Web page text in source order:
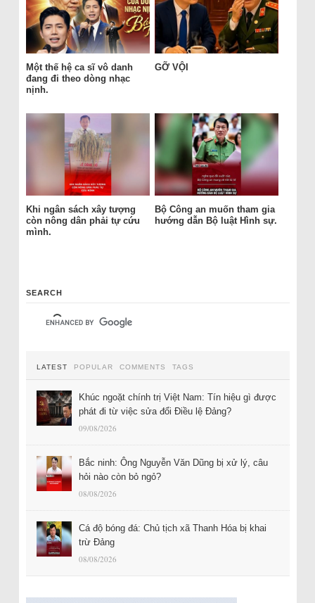
Một thế hệ ca sĩ vô danh
đang đi theo dòng nhạc
nịnh.
GỠ VỘI
Khi ngân sách xây tượng
còn nông dân phải tự cứu
mình.
Bộ Công an muốn tham gia
hướng dẫn Bộ luật Hình sự.
SEARCH
LATEST POPULAR COMMENTS TAGS
Khúc ngoặt chính trị Việt Nam: Tín hiệu gì được
phát đi từ việc sửa đổi Điều lệ Đảng?
09/08/2026
Bắc ninh: Ông Nguyễn Văn Dũng bị xử lý, câu
hỏi nào còn bỏ ngỏ?
08/08/2026
Cá độ bóng đá: Chủ tịch xã Thanh Hóa bị khai
trừ Đảng
08/08/2026